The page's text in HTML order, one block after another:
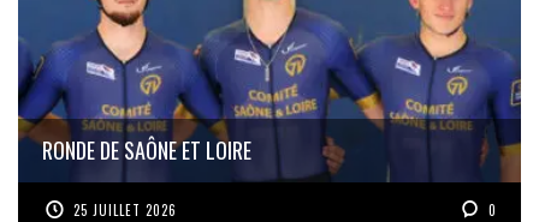
RONDE DE SAÔNE ET LOIRE
25 JUILLET 2026 0